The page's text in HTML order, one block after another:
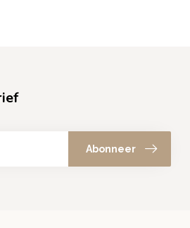
Abonneer